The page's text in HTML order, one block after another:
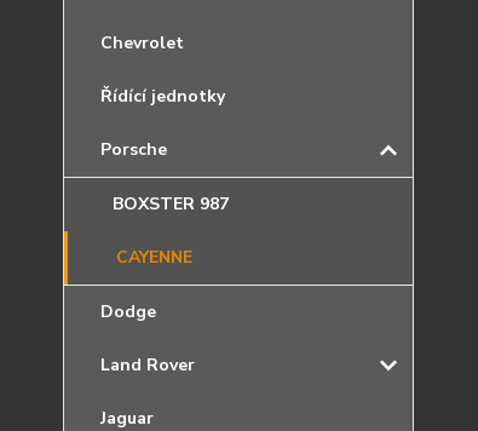
Chevrolet
Řídící jednotky
Porsche
BOXSTER 987
CAYENNE
Dodge
Land Rover
Jaguar